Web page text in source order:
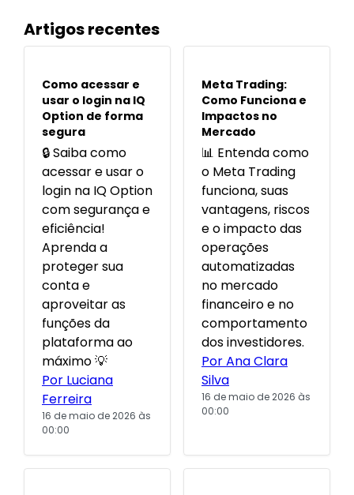
Artigos recentes
POPULARES
Como acessar e
usar o login na IQ
Option de forma
segura
🔒 Saiba como
acessar e usar o
login na IQ Option
com segurança e
eficiência!
Aprenda a
proteger sua
conta e
aproveitar as
funções da
plataforma ao
máximo 💡
Por Luciana
Ferreira
16 de maio de 2026 às
00:00
POPULARES
Meta Trading:
Como Funciona e
Impactos no
Mercado
📊 Entenda como
o Meta Trading
funciona, suas
vantagens, riscos
e o impacto das
operações
automatizadas
no mercado
financeiro e no
comportamento
dos investidores.
Por Ana Clara
Silva
16 de maio de 2026 às
00:00